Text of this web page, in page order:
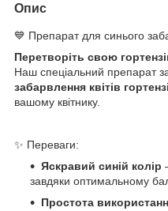
Опис
💙 Препарат для синього
Перетворіть свою
Наш спеціальний препарат
забарвлення квітів
вашому квітнику.
✨ Переваги:
Яскравий синій колір
завдяки оптимальному
Простота